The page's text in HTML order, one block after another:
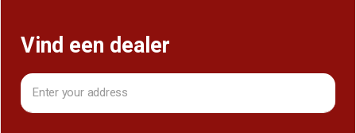
Vind een dealer